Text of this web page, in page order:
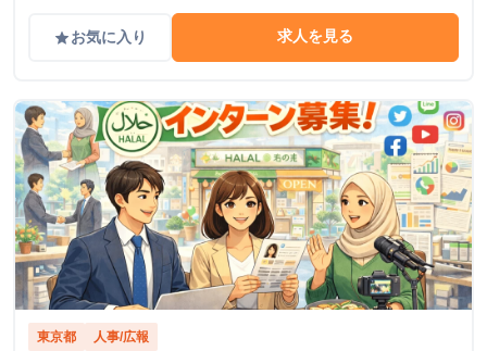
gradeお気に入り 求人を見る
東京都 人事/広報